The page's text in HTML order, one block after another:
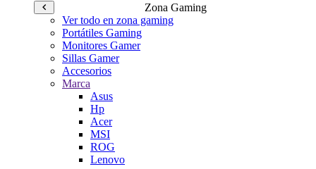
Zona Gaming
Ver todo en zona gaming
Portátiles Gaming
Monitores Gamer
Sillas Gamer
Accesorios
Marca
Asus
Hp
Acer
MSI
ROG
Lenovo